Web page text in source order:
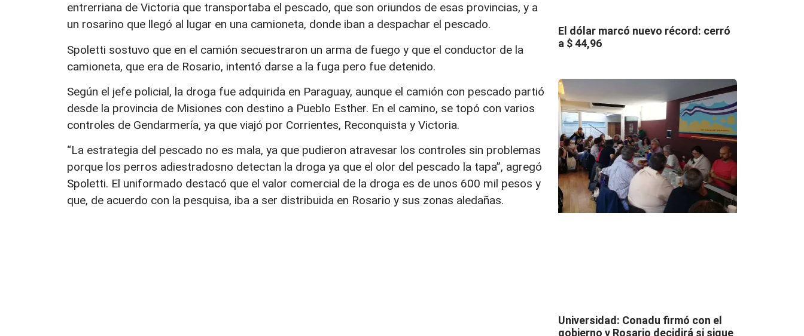
entrerriana de Victoria que transportaba el pescado, que son oriundos de esas provincias, y a
un rosarino que llegó al lugar en una camioneta, donde iban a despachar el pescado.
Spoletti sostuvo que en el camión secuestraron un arma de fuego y que el conductor de la
camioneta, que era de Rosario, intentó darse a la fuga pero fue detenido.
Según el jefe policial, la droga fue adquirida en Paraguay, aunque el camión con pescado partió
desde la provincia de Misiones con destino a Pueblo Esther. En el camino, se topó con varios
controles de Gendarmería, ya que viajó por Corrientes, Reconquista y Victoria.
“La estrategia del pescado no es mala, ya que pudieron atravesar los controles sin problemas
porque los perros adiestradosno detectan la droga ya que el olor del pescado la tapa”, agregó
Spoletti. El uniformado destacó que el valor comercial de la droga es de unos 600 mil pesos y
que, de acuerdo con la pesquisa, iba a ser distribuida en Rosario y sus zonas aledañas.
El dólar marcó nuevo récord: cerró
a $ 44,96
Universidad: Conadu firmó con el
gobierno y Rosario decidirá si sigue